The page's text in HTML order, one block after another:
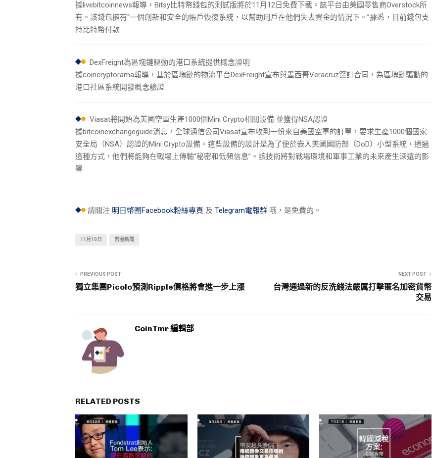
據livebitcoinnews報導，Bitsy比特幣錢包的測試版將於11月12日免費下載。該平台由美國零售商Overstock所
有。該錢包擁有“一個創新和安全的帳戶恢復系統，以幫助用戶在他們失去資金的情況下。”據悉，目前錢包支
持比特幣付款
DexFreight為區塊鏈驅動的港口系統提供概念證明
據coincryptorama報導，基於區塊鏈的物流平台DexFreight宣布與墨西哥Veracruz簽訂合同，為區塊鏈驅動的
港口社區系統開發概念驗證
Viasat將開始為美國空軍生產1000個Mini Crypto相關設備 並獲得NSA認證
據bitcoinexchangeguide消息，全球通信公司Viasat宣布收到一份來自美國空軍的訂單，要求生產1000個國家
安全局（NSA）認證的Mini Crypto設備。這些設備的設計是為了便於嵌入美國國防部（DoD）小型系統，通過
這種方式，他們將能夠在戰場上傳輸“秘密和低頻信息”。該技術將對戰場環境和軍事工業的未來產生深遠的影
響
請關注 明日幣圈Facebook粉絲專頁 及 Telegram電報群 哦，是免費的。
11月10日 幣圈新聞
PREVIOUS POST
獨立集團Picolo預測Ripple價格將會進一步上漲
NEXT POST
台灣通過新的反洗錢法嚴厲打擊匿名加密貨幣
交易
CoinTmr 編輯部
RELATED POSTS